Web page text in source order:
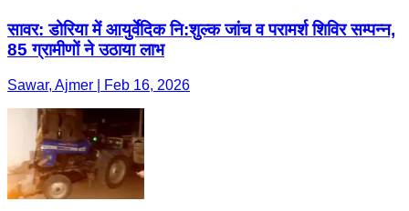
सावर: डोरिया में आयुर्वेदिक नि:शुल्क जांच व परामर्श शिविर सम्पन्न,
85 ग्रामीणों ने उठाया लाभ
Sawar, Ajmer | Feb 16, 2026